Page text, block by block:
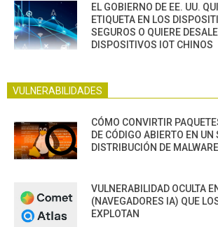
EL GOBIERNO DE EE. UU.
ETIQUETA EN LOS
SEGUROS O QUIERE
DISPOSITIVOS IOT CHINOS
VULNERABILIDADES
CÓMO CONVIRTIR
DE CÓDIGO ABIERTO EN UN
DISTRIBUCIÓN DE MALWARE
VULNERABILIDAD OCULTA
(NAVEGADORES IA) QUE
EXPLOTAN